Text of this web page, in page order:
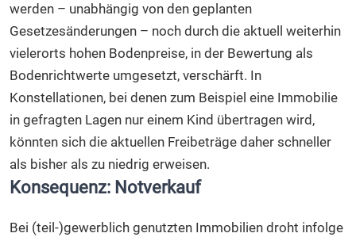
werden – unabhängig von den geplanten
Gesetzesänderungen – noch durch die aktuell weiterhin
vielerorts hohen Bodenpreise, in der Bewertung als
Bodenrichtwerte umgesetzt, verschärft. In
Konstellationen, bei denen zum Beispiel eine Immobilie
in gefragten Lagen nur einem Kind übertragen wird,
könnten sich die aktuellen Freibeträge daher schneller
als bisher als zu niedrig erweisen.
Konsequenz: Notverkauf
Bei (teil-)gewerblich genutzten Immobilien droht infolge